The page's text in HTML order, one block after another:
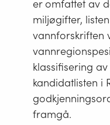
er omfattet av
miljøgifter,
vannforskriften
klassifisering
kandidatlisten i
framgå.